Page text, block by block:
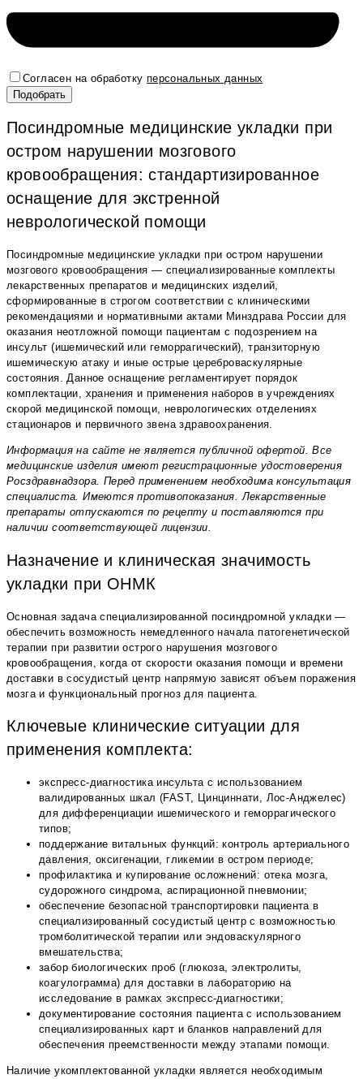
Согласен на обработку персональных данных
Посиндромные медицинские укладки при
остром нарушении мозгового
кровообращения: стандартизированное
оснащение для экстренной
неврологической помощи
Посиндромные медицинские укладки при остром нарушении
мозгового кровообращения — специализированные комплекты
лекарственных препаратов и медицинских изделий,
сформированные в строгом соответствии с клиническими
рекомендациями и нормативными актами Минздрава России для
оказания неотложной помощи пациентам с подозрением на
инсульт (ишемический или геморрагический), транзиторную
ишемическую атаку и иные острые цереброваскулярные
состояния. Данное оснащение регламентирует порядок
комплектации, хранения и применения наборов в учреждениях
скорой медицинской помощи, неврологических отделениях
стационаров и первичного звена здравоохранения.
Информация на сайте не является публичной офертой. Все
медицинские изделия имеют регистрационные удостоверения
Росздравнадзора. Перед применением необходима консультация
специалиста. Имеются противопоказания. Лекарственные
препараты отпускаются по рецепту и поставляются при
наличии соответствующей лицензии.
Назначение и клиническая значимость
укладки при ОНМК
Основная задача специализированной посиндромной укладки —
обеспечить возможность немедленного начала патогенетической
терапии при развитии острого нарушения мозгового
кровообращения, когда от скорости оказания помощи и времени
доставки в сосудистый центр напрямую зависят объем поражения
мозга и функциональный прогноз для пациента.
Ключевые клинические ситуации для
применения комплекта:
экспресс-диагностика инсульта с использованием
валидированных шкал (FAST, Цинциннати, Лос-Анджелес)
для дифференциации ишемического и геморрагического
типов;
поддержание витальных функций: контроль артериального
давления, оксигенации, гликемии в остром периоде;
профилактика и купирование осложнений: отека мозга,
судорожного синдрома, аспирационной пневмонии;
обеспечение безопасной транспортировки пациента в
специализированный сосудистый центр с возможностью
тромболитической терапии или эндоваскулярного
вмешательства;
забор биологических проб (глюкоза, электролиты,
коагулограмма) для доставки в лабораторию на
исследование в рамках экспресс-диагностики;
документирование состояния пациента с использованием
специализированных карт и бланков направлений для
обеспечения преемственности между этапами помощи.
Наличие укомплектованной укладки является необходимым